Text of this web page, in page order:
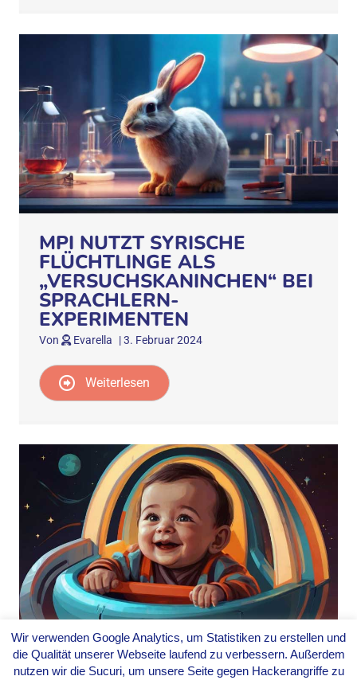
MPI NUTZT SYRISCHE
FLÜCHTLINGE ALS
„VERSUCHSKANINCHEN“ BEI
SPRACHLERN-
EXPERIMENTEN
Von Evarella |3. Februar 2024
Weiterlesen
SPRACHERWERB – DIE
FASZINIERENDE
Wir verwenden Google Analytics, um Statistiken zu erstellen und
die Qualität unserer Webseite laufend zu verbessern. Außerdem
nutzen wir die Sucuri, um unsere Seite gegen Hackerangriffe zu